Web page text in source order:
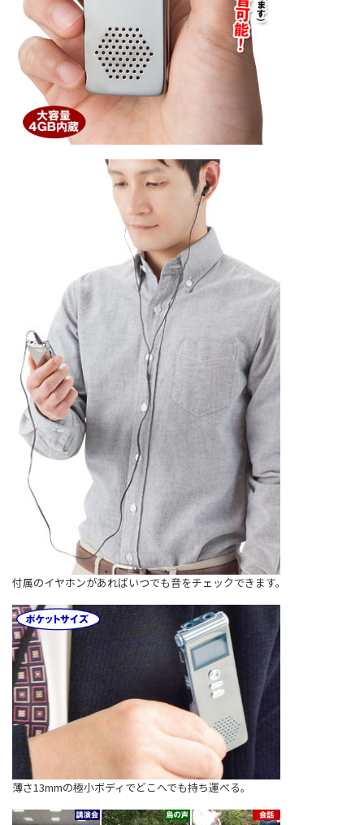
付属のイヤホンがあればいつでも音をチェックできます。
薄さ13mmの極小ボディでどこへでも持ち運べる。